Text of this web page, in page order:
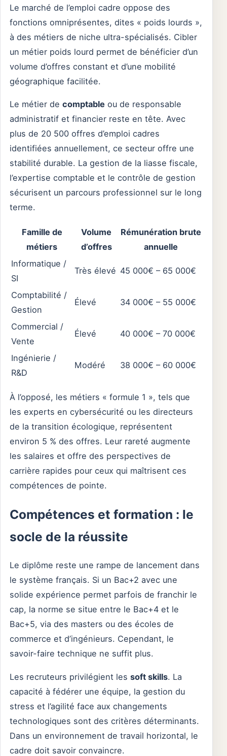
Le marché de l’emploi cadre oppose des
fonctions omniprésentes, dites « poids lourds »,
à des métiers de niche ultra-spécialisés. Cibler
un métier poids lourd permet de bénéficier d’un
volume d’offres constant et d’une mobilité
géographique facilitée.
Le métier de comptable ou de responsable
administratif et financier reste en tête. Avec
plus de 20 500 offres d’emploi cadres
identifiées annuellement, ce secteur offre une
stabilité durable. La gestion de la liasse fiscale,
l’expertise comptable et le contrôle de gestion
sécurisent un parcours professionnel sur le long
terme.
Famille de
métiers
Volume
d’offres
Rémunération brute
annuelle
Informatique /
SI
Très élevé 45 000€ – 65 000€
Comptabilité /
Gestion
Élevé 34 000€ – 55 000€
Commercial /
Vente
Élevé 40 000€ – 70 000€
Ingénierie /
R&D
Modéré 38 000€ – 60 000€
À l’opposé, les métiers « formule 1 », tels que
les experts en cybersécurité ou les directeurs
de la transition écologique, représentent
environ 5 % des offres. Leur rareté augmente
les salaires et offre des perspectives de
carrière rapides pour ceux qui maîtrisent ces
compétences de pointe.
Compétences et formation : le
socle de la réussite
Le diplôme reste une rampe de lancement dans
le système français. Si un Bac+2 avec une
solide expérience permet parfois de franchir le
cap, la norme se situe entre le Bac+4 et le
Bac+5, via des masters ou des écoles de
commerce et d’ingénieurs. Cependant, le
savoir-faire technique ne suffit plus.
Les recruteurs privilégient les soft skills. La
capacité à fédérer une équipe, la gestion du
stress et l’agilité face aux changements
technologiques sont des critères déterminants.
Dans un environnement de travail horizontal, le
cadre doit savoir convaincre.